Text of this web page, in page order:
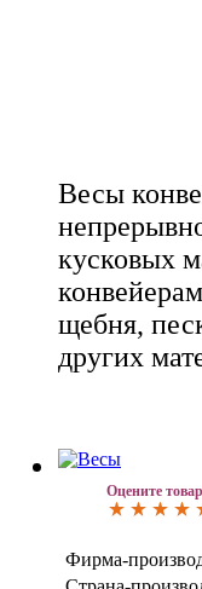
Весы
кусковых
щебня,
других
Оцените товар
Фирма-